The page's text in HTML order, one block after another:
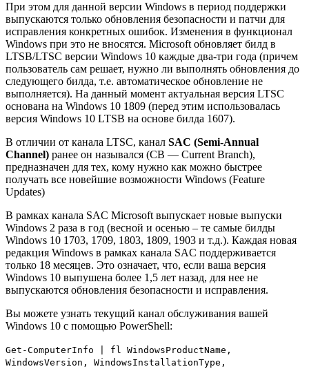
При этом для данной версии Windows в период поддержки
выпускаются только обновления безопасности и патчи для
исправления конкретных ошибок. Изменения в функционал
Windows при это не вносятся. Microsoft обновляет билд в
LTSB/LTSC версии Windows 10 каждые два-три года (причем
пользователь сам решает, нужно ли выполнять обновления до
следующего билда, т.е. автоматическое обновление не
выполняется). На данный момент актуальная версия LTSC
основана на Windows 10 1809 (перед этим использовалась
версия Windows 10 LTSB на основе билда 1607).
В отличии от канала LTSC, канал SAC (Semi-Annual
Channel) ранее он назывался (CB — Current Branch),
предназначен для тех, кому нужно как можно быстрее
получать все новейшие возможности Windows (Feature
Updates)
В рамках канала SAC Microsoft выпускает новые выпуски
Windows 2 раза в год (весной и осенью – те самые билды
Windows 10 1703, 1709, 1803, 1809, 1903 и т.д.). Каждая новая
редакция Windows в рамках канала SAC поддерживается
только 18 месяцев. Это означает, что, если ваша версия
Windows 10 выпушена более 1,5 лет назад, для нее не
выпускаются обновления безопасности и исправления.
Вы можете узнать текущий канал обслуживания вашей
Windows 10 с помощью PowerShell:
Get-ComputerInfo | fl WindowsProductName,
WindowsVersion, WindowsInstallationType,